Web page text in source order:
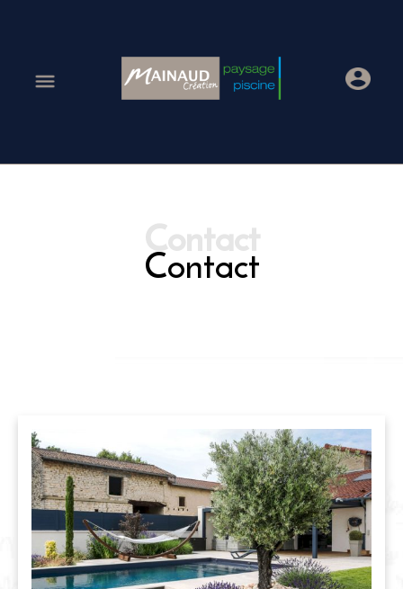
Contact